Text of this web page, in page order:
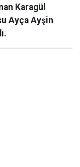
Karagül
Ayça Ayşin